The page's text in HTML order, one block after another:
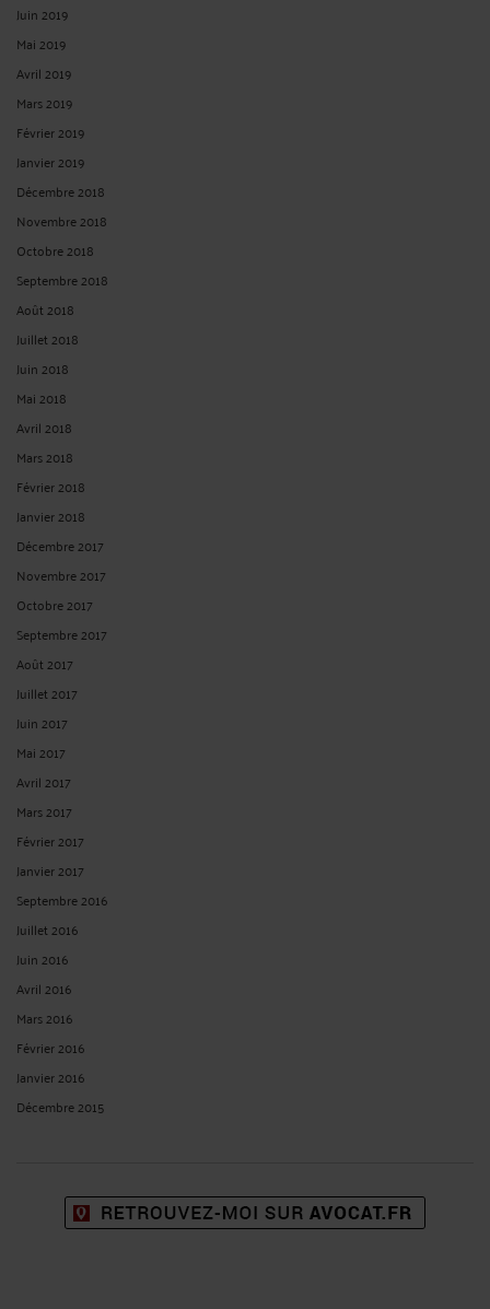
Juin 2019
Mai 2019
Avril 2019
Mars 2019
Février 2019
Janvier 2019
Décembre 2018
Novembre 2018
Octobre 2018
Septembre 2018
Août 2018
Juillet 2018
Juin 2018
Mai 2018
Avril 2018
Mars 2018
Février 2018
Janvier 2018
Décembre 2017
Novembre 2017
Octobre 2017
Septembre 2017
Août 2017
Juillet 2017
Juin 2017
Mai 2017
Avril 2017
Mars 2017
Février 2017
Janvier 2017
Septembre 2016
Juillet 2016
Juin 2016
Avril 2016
Mars 2016
Février 2016
Janvier 2016
Décembre 2015